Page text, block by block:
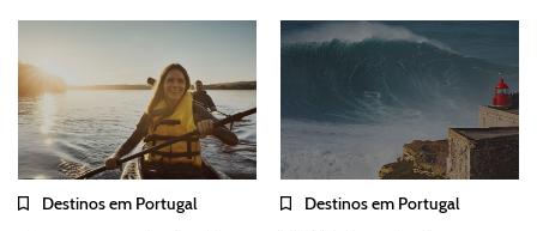
Destinos em Portugal Destinos em Portugal